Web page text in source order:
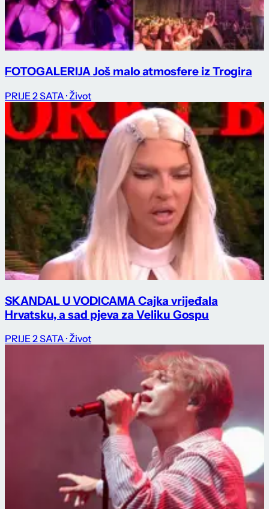
FOTOGALERIJA Još malo atmosfere iz Trogira
PRIJE 2 SATA · Život
SKANDAL U VODICAMA Cajka vrijeđala
Hrvatsku, a sad pjeva za Veliku Gospu
PRIJE 2 SATA · Život